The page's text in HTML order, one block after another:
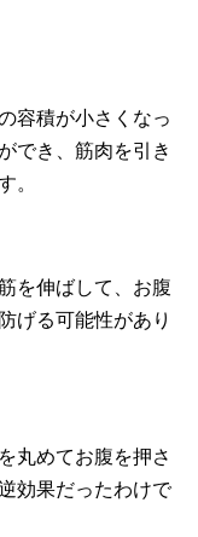
容積が小さくなっ
でき、筋肉を引き
。
を伸ばして、お腹
げる可能性があり
丸めてお腹を押さ
効果だったわけで